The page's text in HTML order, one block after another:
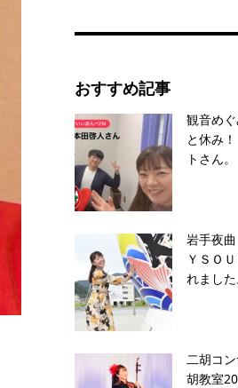
おすすめ記事
観音め
と休み
トさん。
岩手夜
ＹＳＯ
れました
二胡コ
胡教室